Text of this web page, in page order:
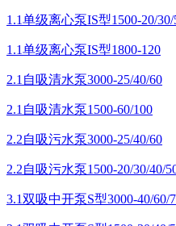
1.1单级离心泵IS型1500-20/30/
1.1单级离心泵IS型1800-120
2.1自吸清水泵3000-25/40/60
2.1自吸清水泵1500-60/100
2.2自吸污水泵3000-25/40/60
2.2自吸污水泵1500-20/30/40/
3.1双吸中开泵S型3000-40/60/